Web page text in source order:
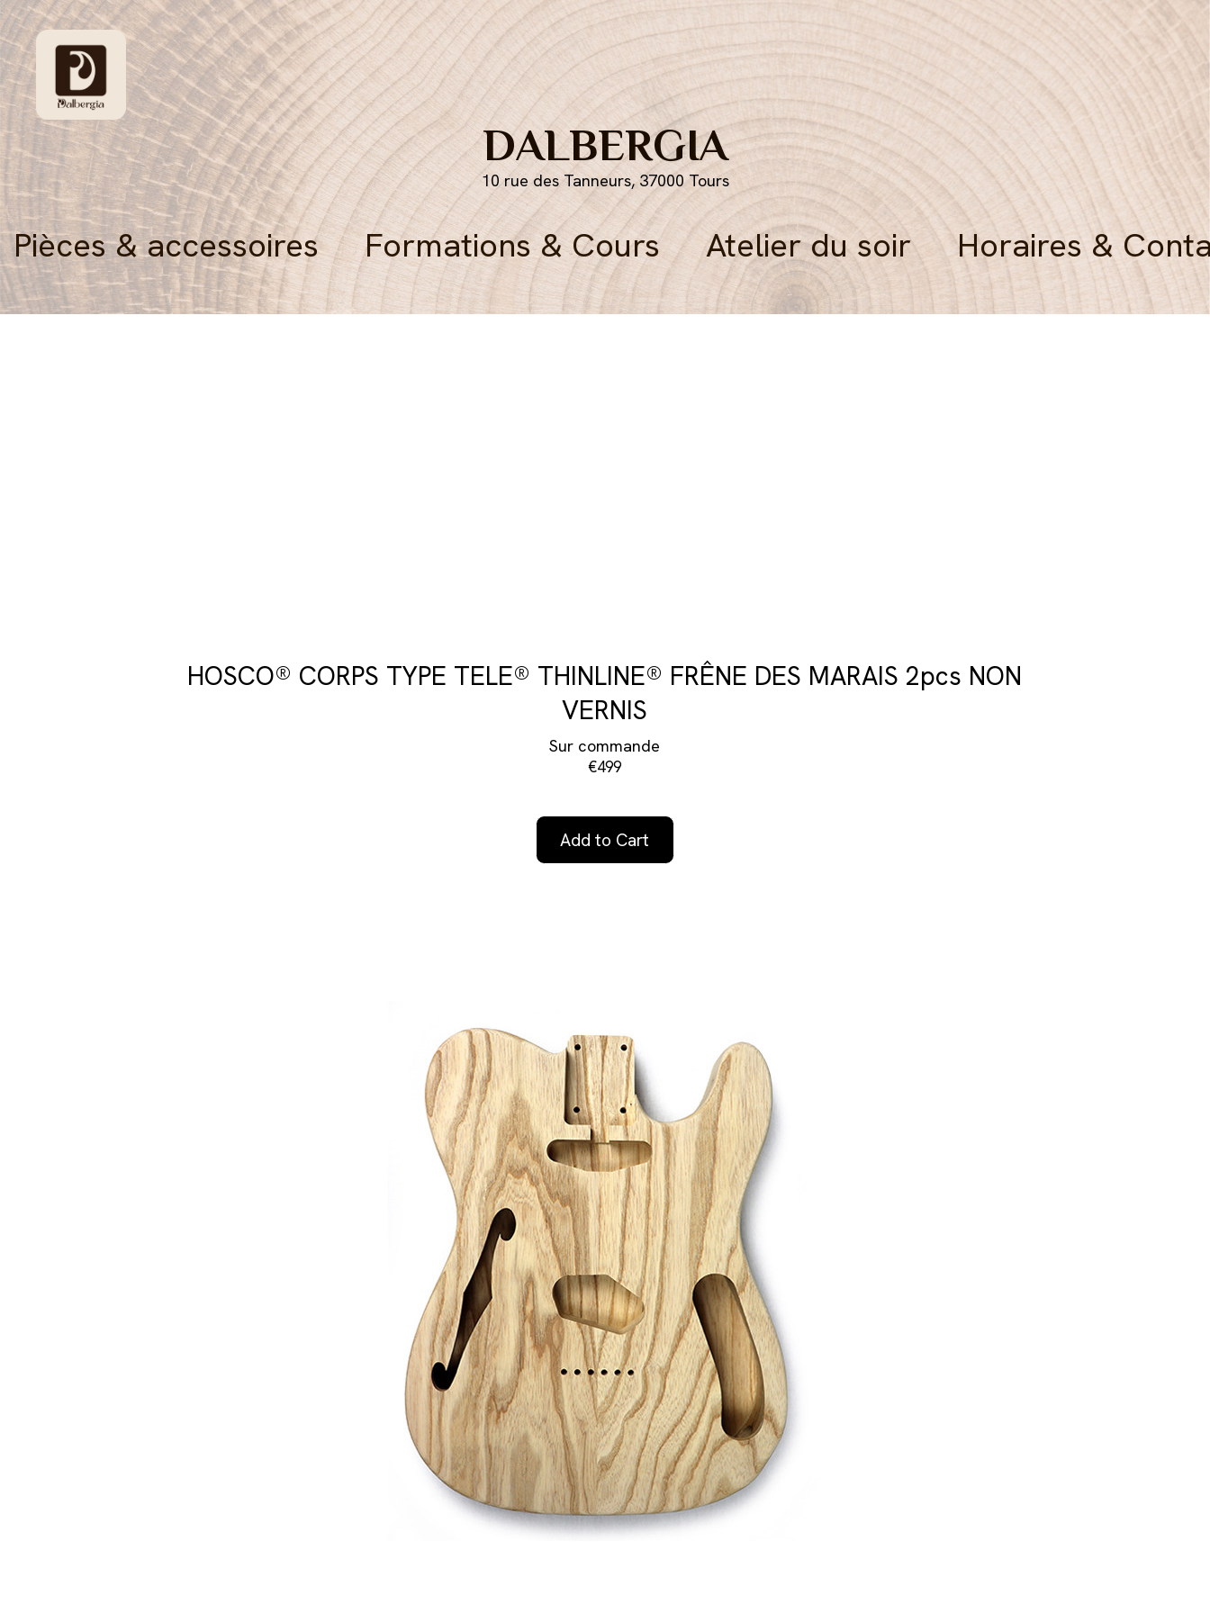
DALBERGIA
10 rue des Tanneurs, 37000 Tours
Pièces & accessoires Formations & Cours Atelier du soir Horaires &
HOSCO® CORPS TYPE TELE® THINLINE® FRÊNE DES MARAIS 2pcs NON
VERNIS
Sur commande
€499
Add to Cart